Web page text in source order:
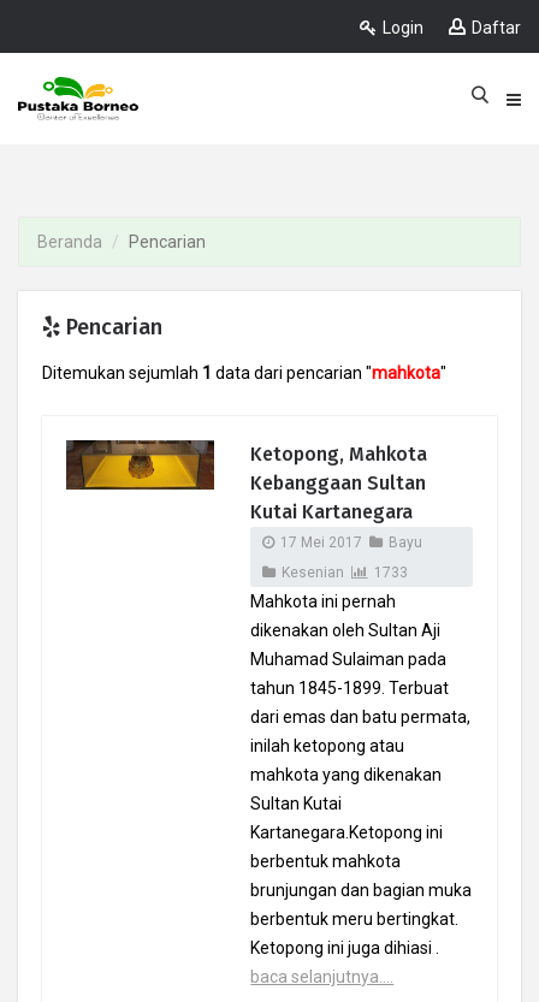
Login Daftar
Beranda Pencarian
Pencarian
Ditemukan sejumlah 1 data dari pencarian "mahkota"
Ketopong, Mahkota
Kebanggaan Sultan
Kutai Kartanegara
17 Mei 2017
Bayu
Kesenian
1733
Mahkota ini pernah
dikenakan oleh Sultan Aji
Muhamad Sulaiman pada
tahun 1845-1899. Terbuat
dari emas dan batu permata,
inilah ketopong atau
mahkota yang dikenakan
Sultan Kutai
Kartanegara.Ketopong ini
berbentuk mahkota
brunjungan dan bagian muka
berbentuk meru bertingkat.
Ketopong ini juga dihiasi .
baca selanjutnya....